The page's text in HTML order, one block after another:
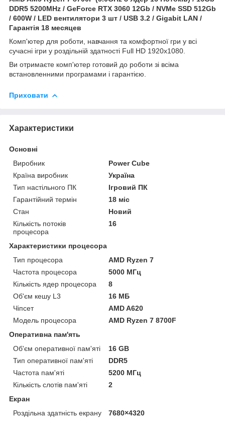
DDR5 5200MHz / GeForce RTX 3060 12Gb / NVMe SSD 512Gb
/ 600W / LED вентилятори 3 шт / USB 3.2 / Gigabit LAN /
Гарантія 18 месяцев
Комп'ютер для роботи, навчання та комфортної гри у всі
сучасні ігри у роздільній здатності Full HD 1920x1080.
Ви отримаєте комп'ютер готовий до роботи зі всіма
встановленними програмами і гарантією.
Приховати
Характеристики
Основні
Виробник
Power Cube
Країна виробник
Україна
Тип настільного ПК
Ігровий ПК
Гарантійний термін
18 міс
Стан
Новий
Кількість потоків
процесора
16
Характеристики процесора
Тип процесора
AMD Ryzen 7
Частота процесора
5000 МГц
Кількість ядер процесора
8
Об'єм кешу L3
16 МБ
Чіпсет
AMD A620
Модель процесора
AMD Ryzen 7 8700F
Оперативна пам'ять
Об'єм оперативної пам'яті
16 GB
Тип оперативної пам'яті
DDR5
Частота пам'яті
5200 МГц
Кількість слотів пам'яті
2
Екран
Роздільна здатність екрану
7680×4320